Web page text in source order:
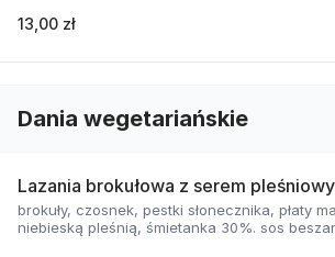
13,00 zł
Dania wegetariańskie
Lazania brokułowa z serem
brokuły, czosnek, pestki słonecznika, płaty
niebieską pleśnią, śmietanka 30%. sos